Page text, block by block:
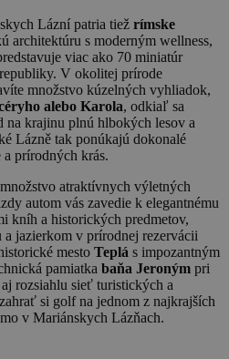
Lázní patria tiež rímske
architektúru s moderným wellness,
viac ako 70 miniatúr
V okolitej prírode
množstvo kúzelných vyhliadok,
alebo Karola, odkiaľ sa
krajinu plnú hlbokých lesov a
Lázně tak ponúkajú dokonalé
prírodných krás.
atraktívnych výletných
autom vás zavedie k elegantnému
kníh a historických predmetov,
a jazierkom v prírodnej rezervácii
mesto Teplá s impozantným
pamiatka baňa Jeroným pri
rozsiahlu sieť turistických a
si golf na jednom z najkrajších
v Mariánskych Lázňach.